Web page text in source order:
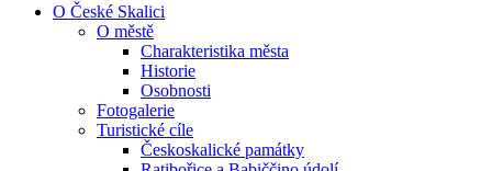
O České Skalici
O městě
Charakteristika města
Historie
Osobnosti
Fotogalerie
Turistické cíle
Českoskalické památky